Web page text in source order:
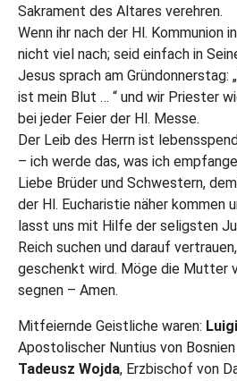
Sakrament des Altares verehren.
Wenn ihr nach der Hl. Kommunion
nicht viel nach; seid einfach in
Jesus sprach am Gründonnerstag:
ist mein Blut … “ und wir Priester
bei jeder Feier der Hl. Messe.
Der Leib des Herrn ist
– ich werde das, was ich
Liebe Brüder und Schwestern,
der Hl. Eucharistie näher kommen
lasst uns mit Hilfe der seligsten
Reich suchen und darauf
geschenkt wird. Möge die Mutter
segnen – Amen.
Mitfeiernde Geistliche waren:
Apostolischer Nuntius von
Tadeusz Wojda, Erzbischof von